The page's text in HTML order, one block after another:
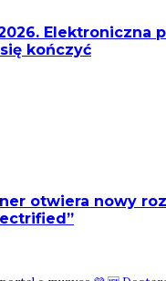
Elektroniczna
kończyć
otwiera nowy